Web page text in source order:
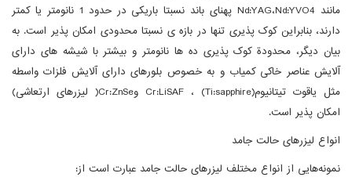
مانند Nd:YAG،Nd:YVO4 پهنای باند نسبتا باریکی در حدود 1 نانومتر یا کمتر
دارند، بنابراین کوک پذیری تنها در بازه ی نسبتا محدودی امکان پذیر است. به
بیان دیگر، محدودة کوک پذیری ده ها نانومتر و بیشتر با شیشه های دارای
آلایش عناصر خاکی کمیاب و به خصوص بلورهای دارای آلایش فلزات واسطه
مثل یاقوت تیتانیوم(Ti:sapphire) ، Cr:LiSAF وCr:ZnSe( لیزرهای ارتعاشی)
امکان پذیر است.
انواع لیزرهای حالت جامد
نمونه‌هایی از انواع مختلف لیزرهای حالت جامد عبارت است از: